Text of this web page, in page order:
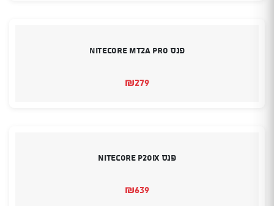
פנס Nitecore MT2A Pro
₪279
פנס Nitecore P20iX
₪639